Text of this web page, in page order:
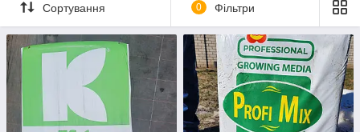
Сортування 0 Фільтри